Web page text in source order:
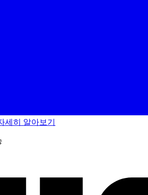
세히 알아보기